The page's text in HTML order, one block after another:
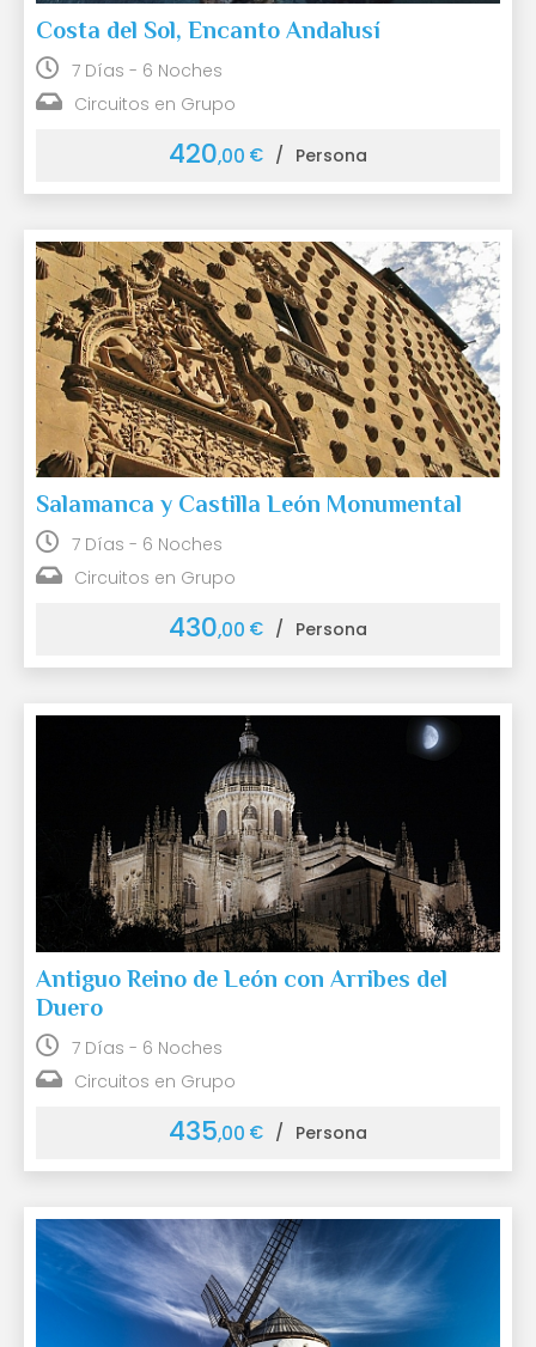
Costa del Sol, Encanto Andalusí
7 Días - 6 Noches
Circuitos en Grupo
420,00 € / Persona
Salamanca y Castilla León Monumental
7 Días - 6 Noches
Circuitos en Grupo
430,00 € / Persona
Antiguo Reino de León con Arribes del
Duero
7 Días - 6 Noches
Circuitos en Grupo
435,00 € / Persona